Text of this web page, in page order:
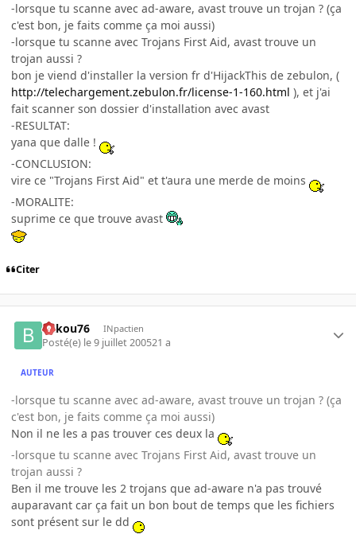
-lorsque tu scanne avec ad-aware, avast trouve un trojan ? (ça
c'est bon, je faits comme ça moi aussi)
-lorsque tu scanne avec Trojans First Aid, avast trouve un
trojan aussi ?
bon je viend d'installer la version fr d'HijackThis de zebulon, (
http://telechargement.zebulon.fr/license-1-160.html ), et j'ai
fait scanner son dossier d'installation avec avast
-RESULTAT:
yana que dalle !
-CONCLUSION:
vire ce "Trojans First Aid" et t'aura une merde de moins
-MORALITE:
suprime ce que trouve avast
Citer
bakou76 INpactien
Posté(e) le 9 juillet 200521 a
AUTEUR
-lorsque tu scanne avec ad-aware, avast trouve un trojan ? (ça
c'est bon, je faits comme ça moi aussi)
Non il ne les a pas trouver ces deux la
-lorsque tu scanne avec Trojans First Aid, avast trouve un
trojan aussi ?
Ben il me trouve les 2 trojans que ad-aware n'a pas trouvé
auparavant car ça fait un bon bout de temps que les fichiers
sont présent sur le dd